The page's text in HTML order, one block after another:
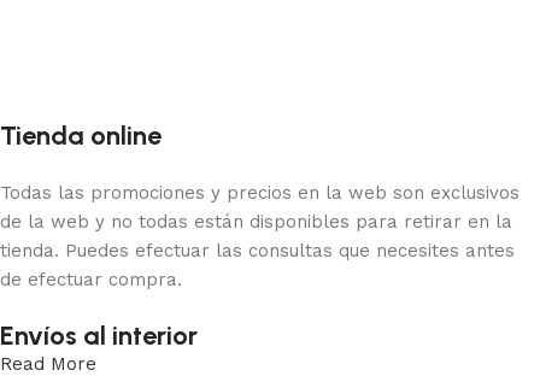
Tienda online
Todas las promociones y precios en la web son exclusivos
de la web y no todas están disponibles para retirar en la
tienda. Puedes efectuar las consultas que necesites antes
de efectuar compra.
Envíos al interior
Read More